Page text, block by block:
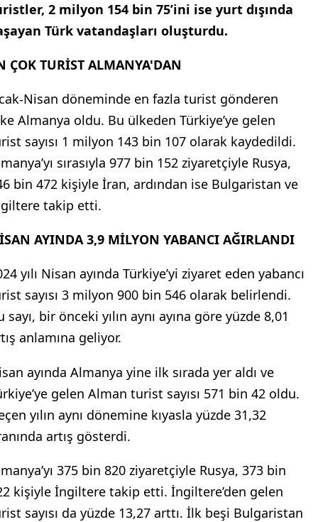
2 milyon 154 bin 75’ini ise yurt dışında
Türk vatandaşları oluşturdu.
ÇOK TURİST ALMANYA'DAN
Nisan döneminde en fazla turist gönderen
Almanya oldu. Bu ülkeden Türkiye’ye gelen
sayısı 1 milyon 143 bin 107 olarak kaydedildi.
sırasıyla 977 bin 152 ziyaretçiyle Rusya,
bin 472 kişiyle İran, ardından ise Bulgaristan ve
takip etti.
AYINDA 3,9 MİLYON YABANCI AĞIRLANDI
yılı Nisan ayında Türkiye’yi ziyaret eden yabancı
sayısı 3 milyon 900 bin 546 olarak belirlendi.
sayı, bir önceki yılın aynı ayına göre yüzde 8,01
anlamına geliyor.
ayında Almanya yine ilk sırada yer aldı ve
gelen Alman turist sayısı 571 bin 42 oldu.
yılın aynı dönemine kıyasla yüzde 31,32
artış gösterdi.
375 bin 820 ziyaretçiyle Rusya, 373 bin
kişiyle İngiltere takip etti. İngiltere’den gelen
sayısı da yüzde 13,27 arttı. İlk beşi Bulgaristan